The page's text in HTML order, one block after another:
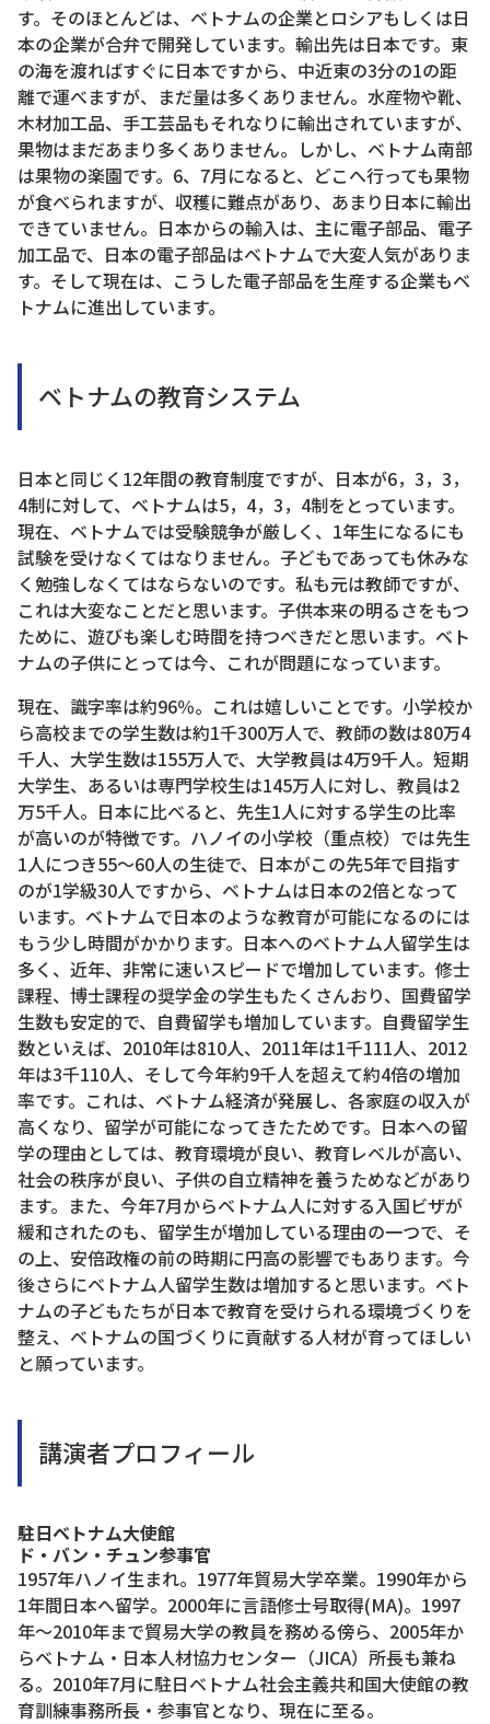
す。そのほとんどは、ベトナムの企業とロシアもしくは日
本の企業が合弁で開発しています。輸出先は日本です。東
の海を渡ればすぐに日本ですから、中近東の3分の1の距
離で運べますが、まだ量は多くありません。水産物や靴、
木材加工品、手工芸品もそれなりに輸出されていますが、
果物はまだあまり多くありません。しかし、ベトナム南部
は果物の楽園です。6、7月になると、どこへ行っても果物
が食べられますが、収穫に難点があり、あまり日本に輸出
できていません。日本からの輸入は、主に電子部品、電子
加工品で、日本の電子部品はベトナムで大変人気がありま
す。そして現在は、こうした電子部品を生産する企業もベ
トナムに進出しています。
ベトナムの教育システム
日本と同じく12年間の教育制度ですが、日本が6，3，3，
4制に対して、ベトナムは5，4，3，4制をとっています。
現在、ベトナムでは受験競争が厳しく、1年生になるにも
試験を受けなくてはなりません。子どもであっても休みな
く勉強しなくてはならないのです。私も元は教師ですが、
これは大変なことだと思います。子供本来の明るさをもつ
ために、遊びも楽しむ時間を持つべきだと思います。ベト
ナムの子供にとっては今、これが問題になっています。
現在、識字率は約96％。これは嬉しいことです。小学校か
ら高校までの学生数は約1千300万人で、教師の数は80万4
千人、大学生数は155万人で、大学教員は4万9千人。短期
大学生、あるいは専門学校生は145万人に対し、教員は2
万5千人。日本に比べると、先生1人に対する学生の比率
が高いのが特徴です。ハノイの小学校（重点校）では先生
1人につき55～60人の生徒で、日本がこの先5年で目指す
のが1学級30人ですから、ベトナムは日本の2倍となって
います。ベトナムで日本のような教育が可能になるのには
もう少し時間がかかります。日本へのベトナム人留学生は
多く、近年、非常に速いスピードで増加しています。修士
課程、博士課程の奨学金の学生もたくさんおり、国費留学
生数も安定的で、自費留学も増加しています。自費留学生
数といえば、2010年は810人、2011年は1千111人、2012
年は3千110人、そして今年約9千人を超えて約4倍の増加
率です。これは、ベトナム経済が発展し、各家庭の収入が
高くなり、留学が可能になってきたためです。日本への留
学の理由としては、教育環境が良い、教育レベルが高い、
社会の秩序が良い、子供の自立精神を養うためなどがあり
ます。また、今年7月からベトナム人に対する入国ビザが
緩和されたのも、留学生が増加している理由の一つで、そ
の上、安倍政権の前の時期に円高の影響でもあります。今
後さらにベトナム人留学生数は増加すると思います。ベト
ナムの子どもたちが日本で教育を受けられる環境づくりを
整え、ベトナムの国づくりに貢献する人材が育ってほしい
と願っています。
講演者プロフィール
駐日ベトナム大使館
ド・バン・チュン参事官
1957年ハノイ生まれ。1977年貿易大学卒業。1990年から
1年間日本へ留学。2000年に言語修士号取得(MA)。1997
年～2010年まで貿易大学の教員を務める傍ら、2005年か
らベトナム・日本人材協力センター（JICA）所長も兼ね
る。2010年7月に駐日ベトナム社会主義共和国大使館の教
育訓練事務所長・参事官となり、現在に至る。